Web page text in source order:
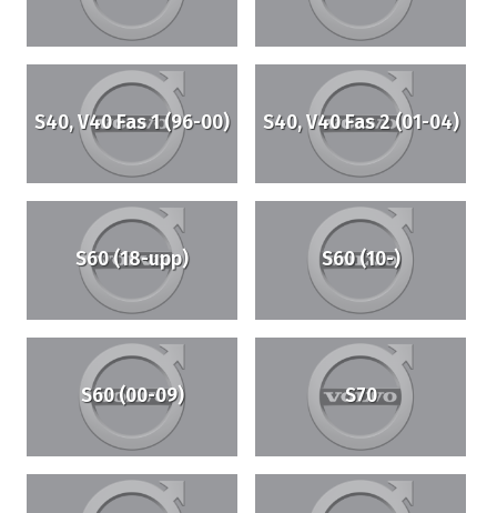
S40, V40 Fas 1 (96-00) S40, V40 Fas 2 (01-04)
S60 (18-upp) S60 (10-)
S60 (00-09) S70